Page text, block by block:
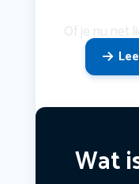
Of je nu net
Wat